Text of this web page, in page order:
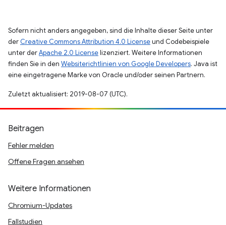
Sofern nicht anders angegeben, sind die Inhalte dieser Seite unter
der Creative Commons Attribution 4.0 Licenseund Codebeispiele
unter derApache 2.0 Licenselizenziert. Weitere Informationen
finden Sie in den Websiterichtlinien von Google Developers. Java ist
eine eingetragene Marke von Oracle und/oder seinen Partnern.
Zuletzt aktualisiert: 2019-08-07 (UTC).
Beitragen
Fehler melden
Offene Fragen ansehen
Weitere Informationen
Chromium-Updates
Fallstudien